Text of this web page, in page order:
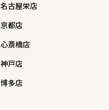
名古屋栄店
京都店
心斎橋店
神戸店
博多店